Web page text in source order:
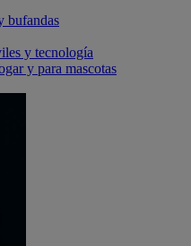
bufandas
y tecnología
y para mascotas